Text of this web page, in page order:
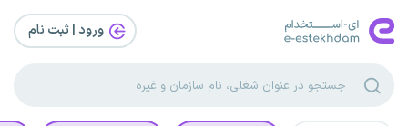
ورود | ثبت‌ نام